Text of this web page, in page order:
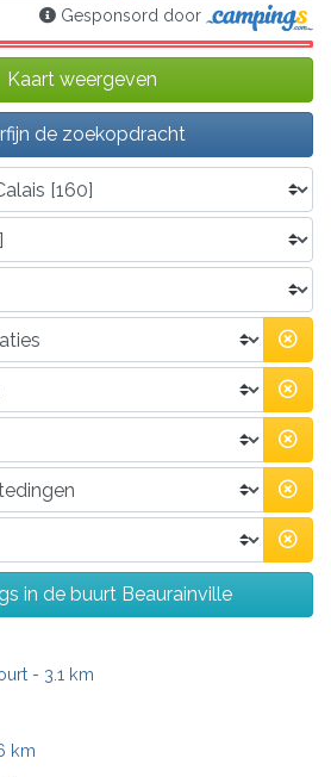
Gesponsord door
Kaart weergeven
de zoekopdracht
in de buurt Beaurainville
- 3.1 km
km